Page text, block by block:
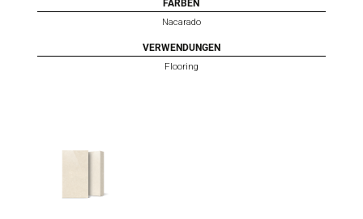
FARBEN
Nacarado
VERWENDUNGEN
Flooring
NACARADO